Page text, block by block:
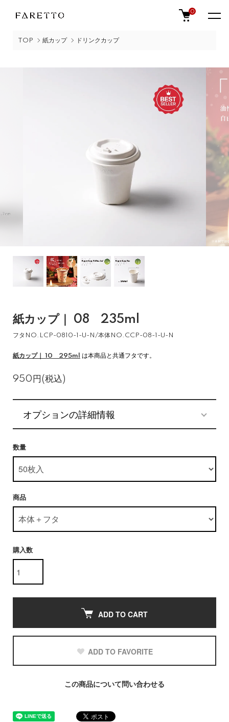
0
TOP 紙カップ ドリンクカップ
紙カップ｜ 08 235ml
フタNO.LCP-0810-1-U-N/本体NO.CCP-08-1-U-N
紙カップ｜ 10 295ml は本商品と共通フタです。
950円(税込)
オプションの詳細情報
数量
商品
購入数
ADD TO CART
ADD TO FAVORITE
この商品について問い合わせる